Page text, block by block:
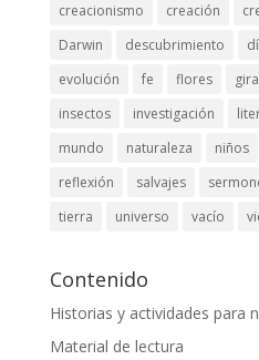
creacionismo
creación
Darwin
descubrimiento
evolución
fe flores
insectos
investigación
mundo
naturaleza niños
reflexión
salvajes
tierra
universo vacío
Contenido
Historias y actividades para
Material de lectura